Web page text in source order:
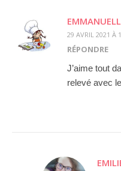
29 AVRIL 2021 À
RÉPONDRE
J’aime tout
relevé avec